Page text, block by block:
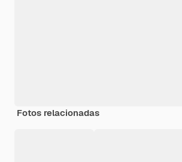
Fotos relacionadas